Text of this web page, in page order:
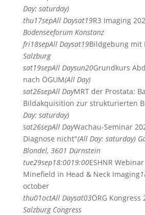
Day: saturday)
thu17sepAll Daysat19R3 Imaging
Bodenseeforum Konstanz
fri18sepAll Daysat19Bildgebung mit
Salzburg
sat19sepAll Daysun20Grundkurs
nach ÖGUM(All Day)
sat26sepAll DayMRT der Prostata:
Bildakquisition zur strukturierten
Day: saturday)
sat26sepAll DayWachau-Seminar
Diagnose nicht"(All Day: saturday)
Blondel, 3601 Dürnstein
tue29sep18:0019:00ESHNR
Minefield in Head & Neck Imaging
october
thu01octAll Daysat03ÖRG Kongress
Salzburg Congress